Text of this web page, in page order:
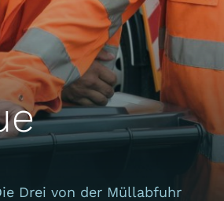
Drei von der Müllabfuhr